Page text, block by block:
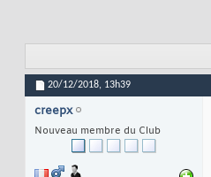
20/12/2018, 13h39
creepx
Nouveau membre du Club